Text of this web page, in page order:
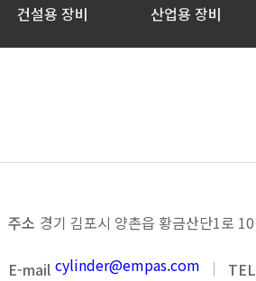
건설용 장비 산업용 장비
주소 경기 김포시 양촌읍 황금산단1로 10
E-mail cylinder@empas.com TEL